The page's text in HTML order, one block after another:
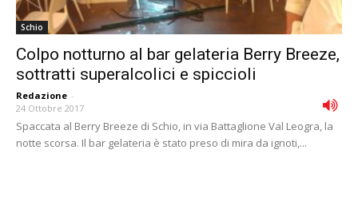
Schio
Colpo notturno al bar gelateria Berry Breeze,
sottratti superalcolici e spiccioli
Redazione -
24 Ottobre 2017
Spaccata al Berry Breeze di Schio, in via Battaglione Val Leogra, la
notte scorsa. Il bar gelateria è stato preso di mira da ignoti,...